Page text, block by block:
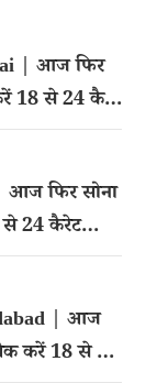
| आज फिर
18 से 24 कैरेट
आज फिर सोना
24 कैरेट
| आज
करें 18 से 24